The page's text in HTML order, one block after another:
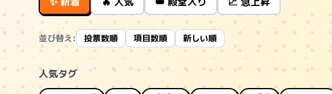
並び替え: 投票数順 項目数順 新しい順
人気タグ